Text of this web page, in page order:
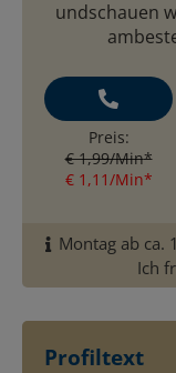
undschauen
Preis:
€ 1,99/Min*
€ 1,11/Min*
Montag ab
Ich
Profiltext